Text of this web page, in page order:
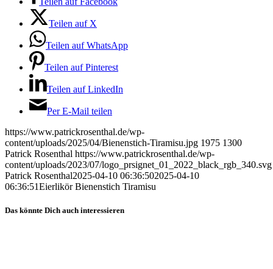
Teilen auf X
Teilen auf WhatsApp
Teilen auf Pinterest
Teilen auf LinkedIn
Per E-Mail teilen
https://www.patrickrosenthal.de/wp-
content/uploads/2025/04/Bienenstich-Tiramisu.jpg 1975 1300
Patrick Rosenthal https://www.patrickrosenthal.de/wp-
content/uploads/2023/07/logo_prsignet_01_2022_black_rgb_340.svg
Patrick Rosenthal2025-04-10 06:36:502025-04-10
06:36:51Eierlikör Bienenstich Tiramisu
Das könnte Dich auch interessieren